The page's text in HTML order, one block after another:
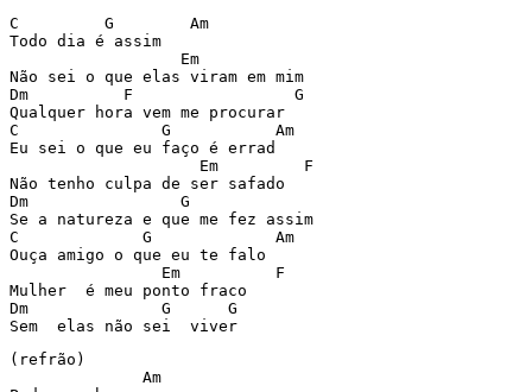
C         G        Am
Todo dia é assim
                  Em
Não sei o que elas viram em mim
Dm          F                 G
Qualquer hora vem me procurar
C               G           Am
Eu sei o que eu faço é errad
                    Em         F
Não tenho culpa de ser safado
Dm                G
Se a natureza e que me fez assim
C             G             Am
Ouça amigo o que eu te falo
                Em          F
Mulher  é meu ponto fraco
Dm              G      G
Sem  elas não sei  viver
(refrão)
              Am